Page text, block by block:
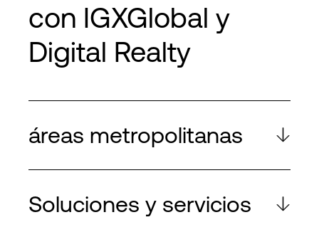
con IGXGlobal y
Digital Realty
áreas metropolitanas
Soluciones y servicios